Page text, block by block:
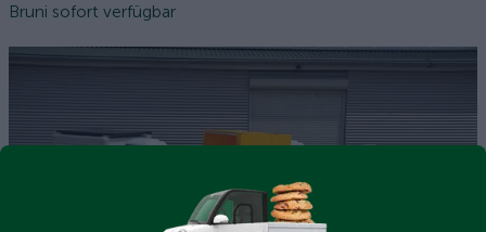
Bruni sofort verfügbar